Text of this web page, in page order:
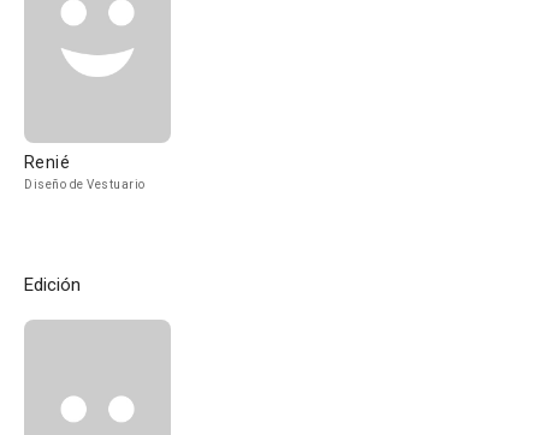
Renié
Diseño de Vestuario
Edición